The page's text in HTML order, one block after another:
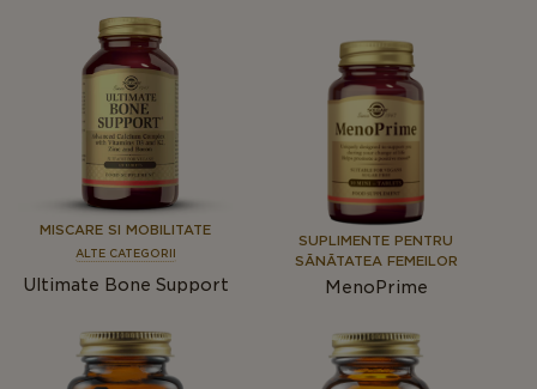
MISCARE SI MOBILITATE
ALTE CATEGORII
Ultimate Bone Support
SUPLIMENTE PENTRU
SĂNĂTATEA FEMEILOR
MenoPrime